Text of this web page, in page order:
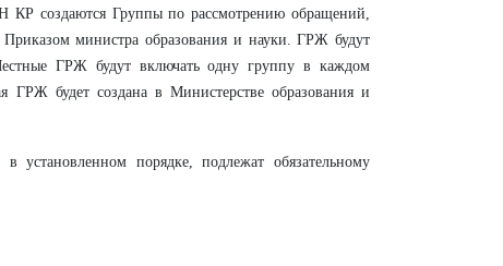
КР создаются Группы по рассмотрению обращений,
министра образования и науки. ГРЖ будут
ГРЖ будут включать одну группу в каждом
ГРЖ будет создана в Министерстве образования и
порядке, подлежат обязательному